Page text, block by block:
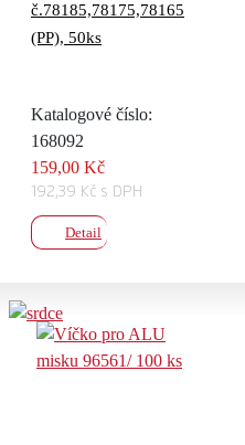
č.78185,78175,78165
(PP), 50ks
Katalogové číslo:
168092
159,00 Kč
192,39 Kč s DPH
Detail